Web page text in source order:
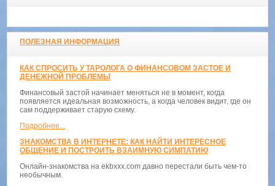
ПОЛЕЗНАЯ ИНФОРМАЦИЯ
КАК СПРОСИТЬ У ТАРОЛОГА О ФИНАНСОВОМ ЗАСТОЕ И
ДЕНЕЖНОЙ ПРОБЛЕМЫ
Финансовый застой начинает меняться не в момент, когда
появляется идеальная возможность, а когда человек видит, где он
сам поддерживает старую схему.
Подробнее...
ЗНАКОМСТВА В ИНТЕРНЕТЕ: КАК НАЙТИ ИНТЕРЕСНОЕ
ОБЩЕНИЕ И ПОСТРОИТЬ ВЗАИМНУЮ СИМПАТИЮ
Онлайн-знакомства на ekbxxx.com давно перестали быть чем-то
необычным.